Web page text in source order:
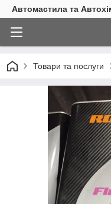
Автомастила та
Товари та послуги